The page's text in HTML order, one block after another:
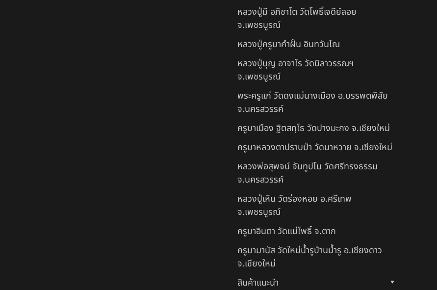
หลวงปู่มี อภิชาโต วัดโพธิ์เจดีย์ลอย
จ.เพชรบูรณ์
หลวงปู่ครูบาคำฝั้น อินทวันโณ
หลวงปู่บุญ อาจาโร วัดนิลาวรรณฯ
จ.เพชรบูรณ์
พระครูแก่ วัดดงแม่นางเมือง อ.บรรพตพิสัย
จ.นครสวรรค์
ครูบาเมือง ฐิตสทฺโธ วัดปางมะกง จ.เชียงใหม่
ครูบาหลวงตาปราบป่า วัดนาหวาย จ.เชียงใหม่
หลวงพ่อสุพจน์ จันทูปโม วัดศรีทรงธรรม
จ.นครสวรรค์
หลวงปู่เหิน วัดร่องหอย อ.ศรีเทพ
จ.เพชรบูรณ์
ครูบาอินตา วัดแม่โพธิ์ จ.ตาก
ครูบามานัส วัดใหม่น้ำรูบ้านน้ำรู อ.เชียงดาว
จ.เชียงใหม่
สินค้าแนะนำ